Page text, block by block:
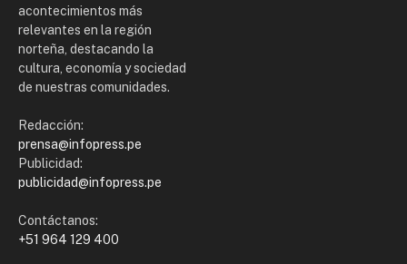
acontecimientos más
relevantes en la región
norteña, destacando la
cultura, economía y sociedad
de nuestras comunidades.
Redacción:
prensa@infopress.pe
Publicidad:
publicidad@infopress.pe
Contáctanos:
+51 964 129 400